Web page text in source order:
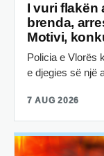
I vuri flakën
brenda,
Motivi,
Policia e Vlorës
e djegies së një
7 AUG 2026